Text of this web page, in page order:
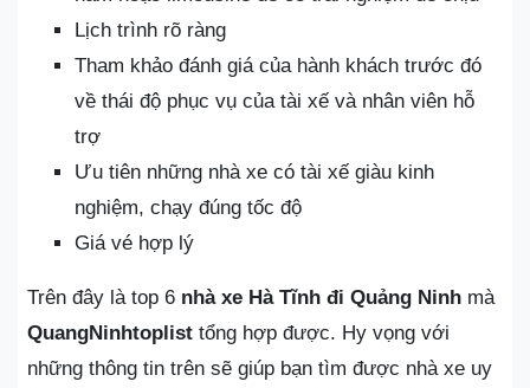
Lịch trình rõ ràng
Tham khảo đánh giá của hành khách trước đó
về thái độ phục vụ của tài xế và nhân viên hỗ
trợ
Ưu tiên những nhà xe có tài xế giàu kinh
nghiệm, chạy đúng tốc độ
Giá vé hợp lý
Trên đây là top 6 nhà xe Hà Tĩnh đi Quảng Ninh mà
QuangNinhtoplist tổng hợp được. Hy vọng với
những thông tin trên sẽ giúp bạn tìm được nhà xe uy